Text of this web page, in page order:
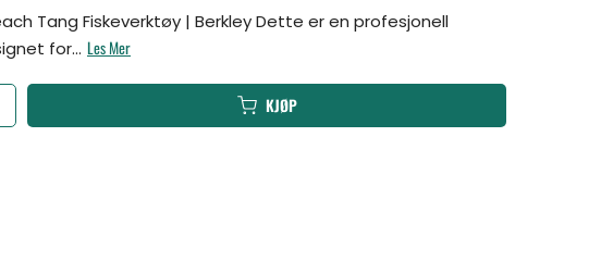
Tang Fiskeverktøy | Berkley Dette er en profesjonell
for... Les Mer
KJØP